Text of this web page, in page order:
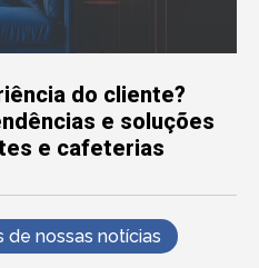
do cliente?
e soluções
e cafeterias
de nossas notícias